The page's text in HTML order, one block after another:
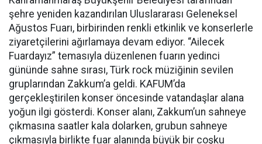
şehre yeniden kazandırılan Uluslararası Geleneksel
Ağustos Fuarı, birbirinden renkli etkinlik ve konserlerle
ziyaretçilerini ağırlamaya devam ediyor. “Ailecek
Fuardayız” temasıyla düzenlenen fuarın yedinci
gününde sahne sırası, Türk rock müziğinin sevilen
gruplarından Zakkum’a geldi. KAFUM’da
gerçekleştirilen konser öncesinde vatandaşlar alana
yoğun ilgi gösterdi. Konser alanı, Zakkum’un sahneye
çıkmasına saatler kala dolarken, grubun sahneye
çıkmasıyla birlikte fuar alanında büyük bir coşku